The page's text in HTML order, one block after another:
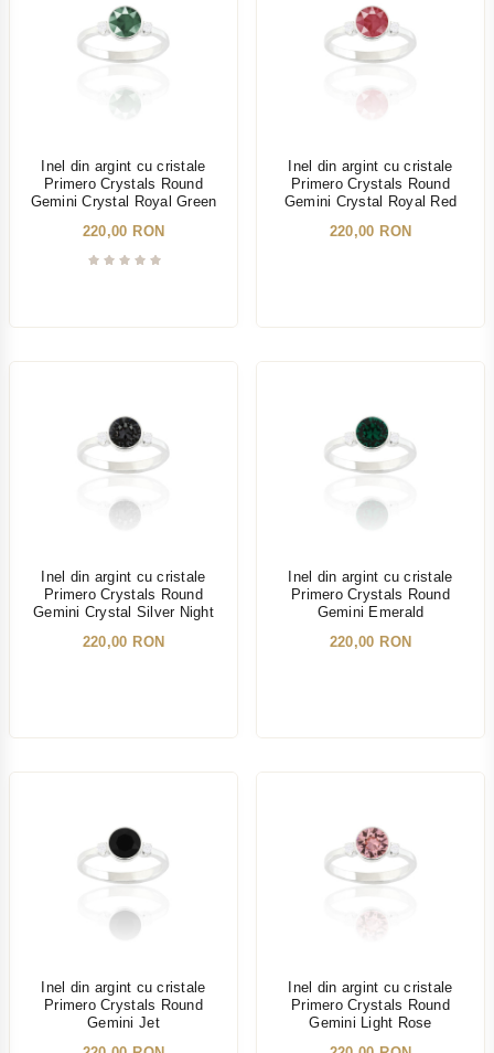
Inel din argint cu cristale
Primero Crystals Round
Gemini Crystal Royal Green
220,00 RON
Inel din argint cu cristale
Primero Crystals Round
Gemini Crystal Royal Red
220,00 RON
Inel din argint cu cristale
Primero Crystals Round
Gemini Crystal Silver Night
220,00 RON
Inel din argint cu cristale
Primero Crystals Round
Gemini Emerald
220,00 RON
Inel din argint cu cristale
Primero Crystals Round
Gemini Jet
Inel din argint cu cristale
Primero Crystals Round
Gemini Light Rose